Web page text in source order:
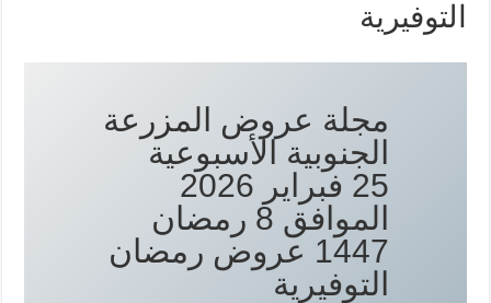
التوفيرية
مجلة عروض المزرعة
الجنوبية الأسبوعية
25 فبراير 2026
الموافق 8 رمضان
1447 عروض رمضان
التوفيرية